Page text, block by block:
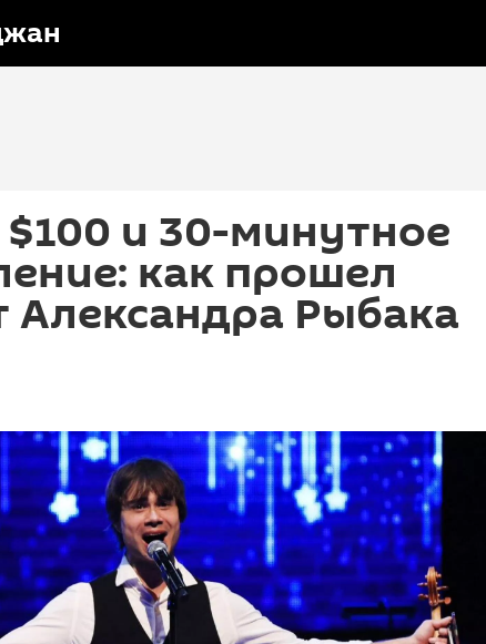
и 30-минутное
как прошел
Александра Рыбака